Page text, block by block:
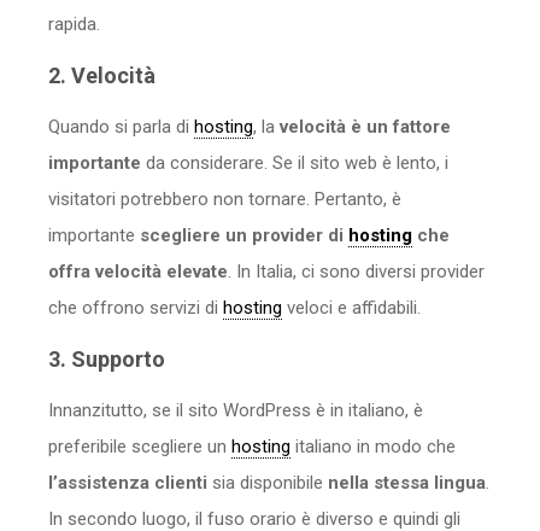
rapida.
2. Velocità
Quando si parla di hosting, lavelocità è un fattore
importante da considerare. Se il sito web è lento, i
visitatori potrebbero non tornare. Pertanto, è
importante scegliere un provider di hosting che
offra velocità elevate . In Italia, ci sono diversi provider
che offrono servizi di hosting veloci e affidabili.
3. Supporto
Innanzitutto, se il sito WordPress è in italiano, è
preferibile scegliere un hosting italiano in modo che
l’assistenza clienti sia disponibile nella stessa lingua
In secondo luogo, il fuso orario è diverso e quindi gli